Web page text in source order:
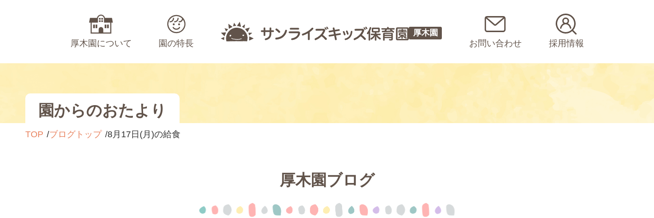
厚木園について 園の特長
厚木園
お問い合わせ 採用情報
園からのおたより
TOP ブログトップ 8月17日(月)の給食
厚木園ブログ